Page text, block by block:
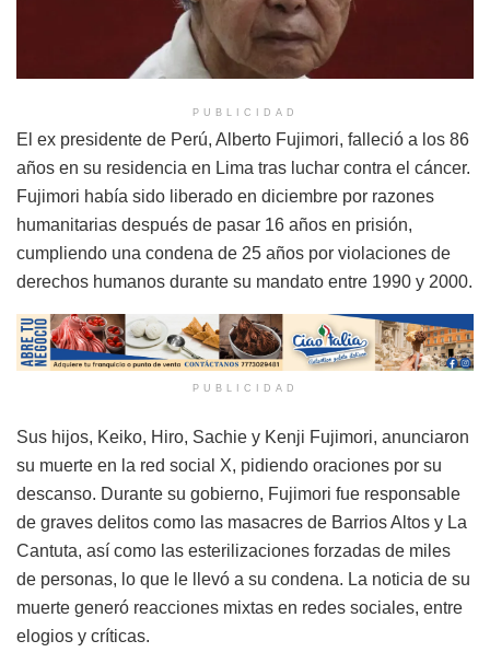
PUBLICIDAD
El ex presidente de Perú, Alberto Fujimori, falleció a los 86
años en su residencia en Lima tras luchar contra el cáncer.
Fujimori había sido liberado en diciembre por razones
humanitarias después de pasar 16 años en prisión,
cumpliendo una condena de 25 años por violaciones de
derechos humanos durante su mandato entre 1990 y 2000.
PUBLICIDAD
Sus hijos, Keiko, Hiro, Sachie y Kenji Fujimori, anunciaron
su muerte en la red social X, pidiendo oraciones por su
descanso. Durante su gobierno, Fujimori fue responsable
de graves delitos como las masacres de Barrios Altos y La
Cantuta, así como las esterilizaciones forzadas de miles
de personas, lo que le llevó a su condena. La noticia de su
muerte generó reacciones mixtas en redes sociales, entre
elogios y críticas.